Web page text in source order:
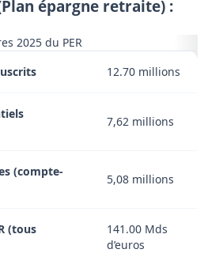
épargne retraite) :
2025 du PER
12.70 millions
7,62 millions
(compte-
5,08 millions
(tous
141.00 Mds
d’euros